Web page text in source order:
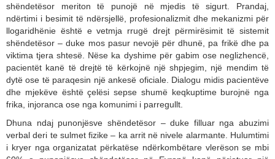
shëndetësor meriton të punojë në mjedis të sigurt. Prandaj,
ndërtimi i besimit të ndërsjellë, profesionalizmit dhe mekanizmi për
llogaridhënie është e vetmja rrugë drejt përmirësimit të sistemit
shëndetësor – duke mos pasur nevojë për dhunë, pa frikë dhe pa
viktima tjera shtesë. Nëse ka dyshime për gabim ose neglizhencë,
pacientët kanë të drejtë të kërkojnë një shpjegim, një mendim të
dytë ose të paraqesin një ankesë oficiale. Dialogu midis pacientëve
dhe mjekëve është çelësi sepse shumë keqkuptime burojnë nga
frika, injoranca ose nga komunimi i parregullt.
Dhuna ndaj punonjësve shëndetësor – duke filluar nga abuzimi
verbal deri te sulmet fizike – ka arrit në nivele alarmante. Hulumtimi
i kryer nga organizatat përkatëse ndërkombëtare vlerëson se mbi